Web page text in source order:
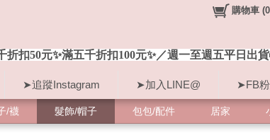
➤追蹤Instagram ➤加入LINE@ ➤FB
購物車 (0
扣50元✨滿五千折扣100元✨／週一至週五平日出
/襪 髮飾/帽子 包包/配件 居家